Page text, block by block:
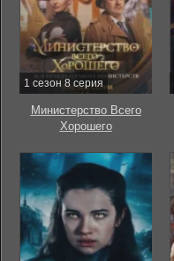
1 сезон 8 серия
Министерство Всего
Хорошего